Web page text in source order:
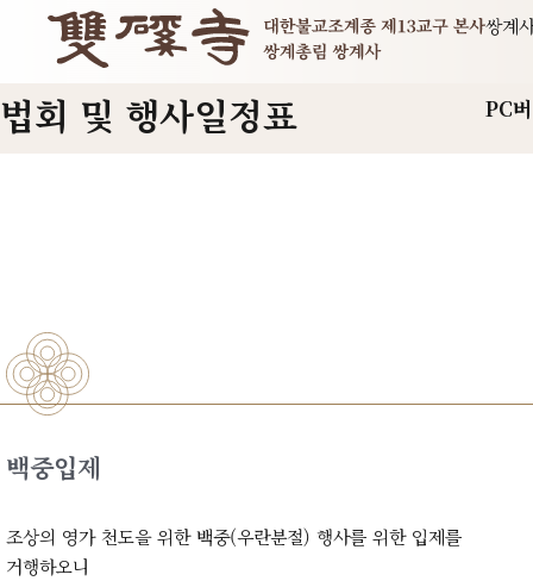
쌍계
PC
법회 및 행사일정표
백중입제
조상의 영가 천도을 위한 백중(우란분절) 행사를 위한 입제를
거행하오니